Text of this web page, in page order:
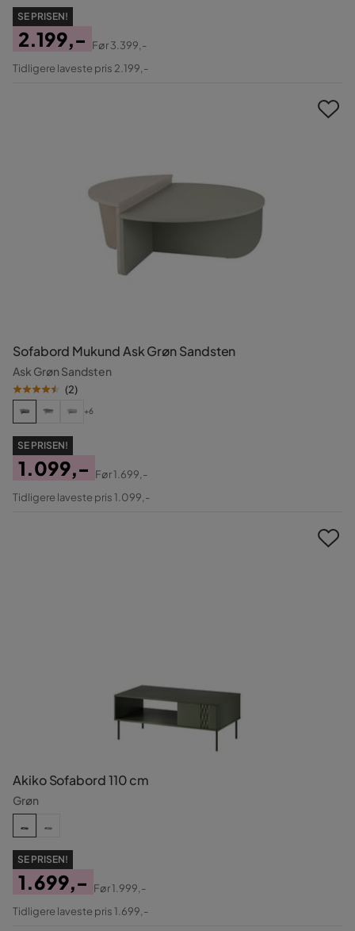
SE PRISEN!
Pris
2.199,-
Original
Før3.399,-
Tidligere laveste pris 2.199,-
Sofabord Mukund Ask Grøn Sandsten
Ask Grøn Sandsten
(2)
+6
SE PRISEN!
Pris
1.099,-
Original
Før1.699,-
Tidligere laveste pris 1.099,-
Akiko Sofabord 110 cm
Grøn
SE PRISEN!
Pris
1.699,-
Original
Før1.999,-
Tidligere laveste pris 1.699,-